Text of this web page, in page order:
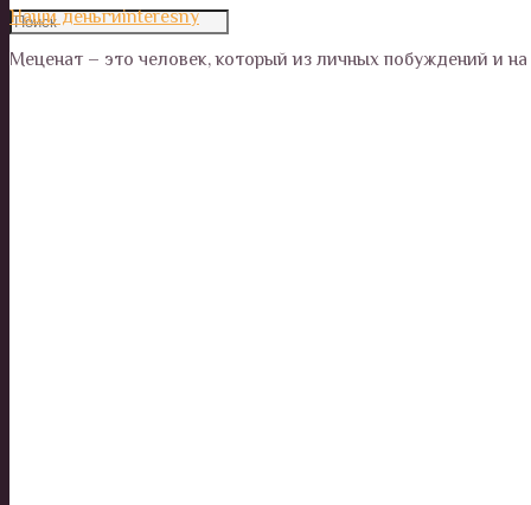
Наши деньгиinteresny
Меценат – это человек, который из личных побуждений и